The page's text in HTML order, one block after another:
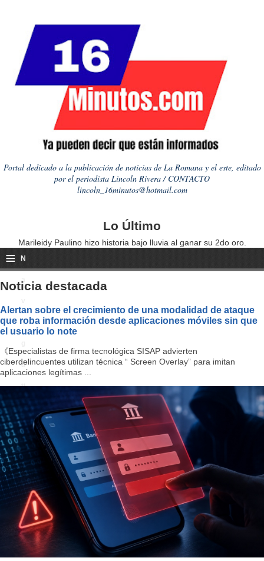
Portal dedicado a la publicación de noticias de La Romana y el este, editado
por el periodista Lincoln Rivera / CONTACTO
lincoln_16minutos@hotmail.com
Lo Último
Marileidy Paulino hizo historia bajo lluvia al ganar su 2do oro.
≡ N
a
i
a
ti
o
n
Noticia destacada
Alertan sobre el crecimiento de una modalidad de ataque
que roba información desde aplicaciones móviles sin que
el usuario lo note
《Especialistas de firma tecnológica SISAP advierten
ciberdelincuentes utilizan técnica “ Screen Overlay” para imitan
aplicaciones legítimas ...